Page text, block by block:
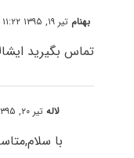
بهنام تیر ۱۹, ۱۳۹۵ at ۱۱:۲۲ ب٫ظ
تماس بگیرید
لالهتیر ۲۰, ۱۳۹۵ at ۸:۵۳ ب٫ظ
با